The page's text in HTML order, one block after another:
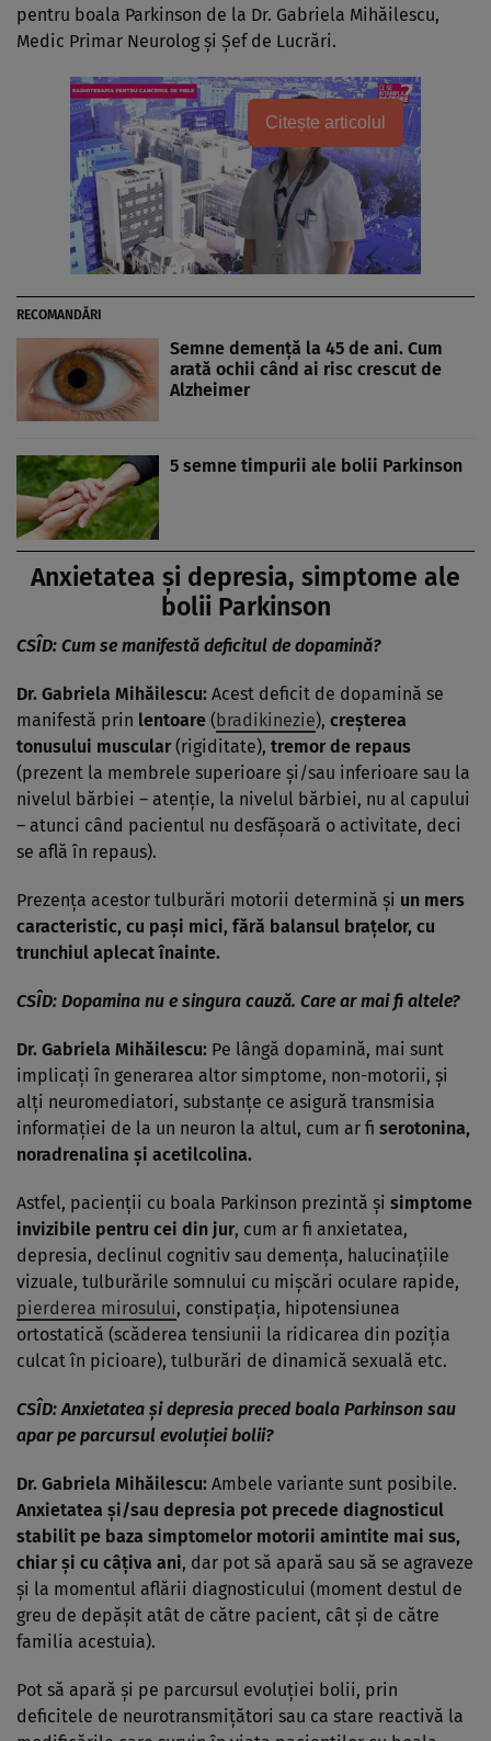
pentru boala Parkinson de la Dr. Gabriela Mihăilescu,
Medic Primar Neurolog și Șef de Lucrări.
Citește articolul
RECOMANDĂRI
Semne demență la 45 de ani. Cum
arată ochii când ai risc crescut de
Alzheimer
5 semne timpurii ale bolii Parkinson
Anxietatea și depresia, simptome ale
bolii Parkinson
CSÎD: Cum se manifestă deficitul de dopamină?
Dr. Gabriela Mihăilescu: Acest deficit de dopamină se
manifestă prin lentoare (bradikinezie), creșterea
tonusului muscular(rigiditate), tremor de repaus
(prezent la membrele superioare și/sau inferioare sau la
nivelul bărbiei – atenție, la nivelul bărbiei, nu al capului
– atunci când pacientul nu desfășoară o activitate, deci
se află în repaus).
Prezența acestor tulburări motorii determină și un mers
caracteristic, cu pași mici, fără balansul brațelor, cu
trunchiul aplecat înainte.
CSÎD: Dopamina nu e singura cauză. Care ar mai fi altele?
Dr. Gabriela Mihăilescu: Pe lângă dopamină, mai sunt
implicați în generarea altor simptome, non-motorii, și
alți neuromediatori, substanțe ce asigură transmisia
informației de la un neuron la altul, cum ar fi serotonina,
noradrenalina și acetilcolina.
Astfel, pacienții cu boala Parkinson prezintă și simptome
invizibile pentru cei din jur, cum ar fi anxietatea,
depresia, declinul cognitiv sau demența, halucinațiile
vizuale, tulburările somnului cu mișcări oculare rapide,
pierderea mirosului, constipația, hipotensiunea
ortostatică (scăderea tensiunii la ridicarea din poziția
culcat în picioare), tulburări de dinamică sexuală etc.
CSÎD: Anxietatea și depresia preced boala Parkinson sau
apar pe parcursul evoluției bolii?
Dr. Gabriela Mihăilescu: Ambele variante sunt posibile.
Anxietatea și/sau depresia pot precede diagnosticul
stabilit pe baza simptomelor motorii amintite mai sus,
chiar și cu câțiva ani, dar pot să apară sau să se agraveze
și la momentul aflării diagnosticului (moment destul de
greu de depășit atât de către pacient, cât și de către
familia acestuia).
Pot să apară și pe parcursul evoluției bolii, prin
deficitele de neurotransmițători sau ca stare reactivă la